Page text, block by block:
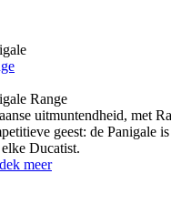
Range
uitmuntendheid, met
geest: de Panigale
Ducatist.
meer